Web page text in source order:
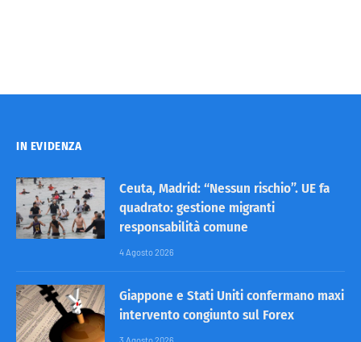
IN EVIDENZA
Ceuta, Madrid: “Nessun rischio”. UE fa
quadrato: gestione migranti
responsabilità comune
4 Agosto 2026
Giappone e Stati Uniti confermano maxi
intervento congiunto sul Forex